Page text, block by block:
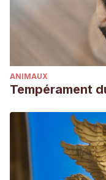
ANIMAUX
Tempérament